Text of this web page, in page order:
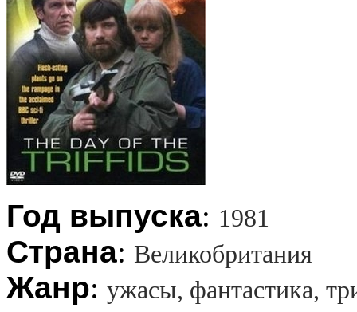
Год выпуска: 1981
Страна: Великобритания
Жанр: ужасы, фантастика,